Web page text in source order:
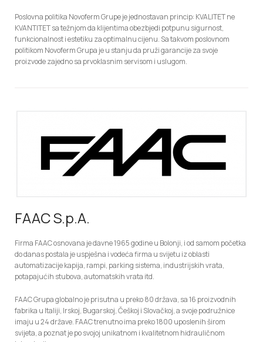
Poslovna politika Novoferm Grupe je jednostavan princip: KVALITET ne
KVANTITET sa težnjom da klijentima obezbjedi potpunu sigurnost,
funkcionalnost i estetiku za optimalnu cijenu. Sa takvom poslovnom
politikom Novoferm Grupa je u stanju da pruži garancije za svoje
proizvode zajedno sa prvoklasnim servisom i uslugom.
FAAC S.p.A.
Firma FAAC osnovana je davne 1965 godine u Bolonji, i od samom početka
do danas postala je uspješna i vodeća firma u svijetu iz oblasti
automatizacije kapija, rampi, parking sistema, industrijskih vrata,
potapajućih stubova, automatskih vrata itd.
FAAC Grupa globalno je prisutna u preko 80 država, sa 16 proizvodnih
fabrika u Italiji, Irskoj, Bugarskoj, Češkoj i Slovačkoj, a svoje podružnice
imaju u 24 države. FAAC trenutno ima preko 1800 uposlenih širom
svijeta, a poznat je po svojoj unikatnom i kvalitetnom hidrauličnom